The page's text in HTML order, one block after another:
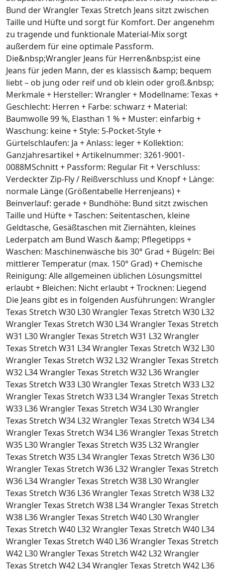
Bund der Wrangler Texas Stretch Jeans sitzt zwischen
Taille und Hüfte und sorgt für Komfort. Der angenehm
zu tragende und funktionale Material-Mix sorgt
außerdem für eine optimale Passform.
Die&nbsp;Wrangler Jeans für Herren&nbsp;ist eine
Jeans für jeden Mann, der es klassisch &amp; bequem
liebt – ob jung oder reif und ob klein oder groß.&nbsp;
Merkmale + Hersteller: Wrangler + Modellname: Texas +
Geschlecht: Herren + Farbe: schwarz + Material:
Baumwolle 99 %, Elasthan 1 % + Muster: einfarbig +
Waschung: keine + Style: 5-Pocket-Style +
Gürtelschlaufen: Ja + Anlass: leger + Kollektion:
Ganzjahresartikel + Artikelnummer: 3261-9001-
0088MSchnitt + Passform: Regular Fit + Verschluss:
Verdeckter Zip-Fly / Reißverschluss und Knopf + Länge:
normale Länge (Größentabelle Herrenjeans) +
Beinverlauf: gerade + Bundhöhe: Bund sitzt zwischen
Taille und Hüfte + Taschen: Seitentaschen, kleine
Geldtasche, Gesäßtaschen mit Ziernähten, kleines
Lederpatch am Bund Wasch &amp; Pflegetipps +
Waschen: Maschinenwäsche bis 30° Grad + Bügeln: Bei
mittlerer Temperatur (max. 150° Grad) + Chemische
Reinigung: Alle allgemeinen üblichen Lösungsmittel
erlaubt + Bleichen: Nicht erlaubt + Trocknen: Liegend
Die Jeans gibt es in folgenden Ausführungen: Wrangler
Texas Stretch W30 L30 Wrangler Texas Stretch W30 L32
Wrangler Texas Stretch W30 L34 Wrangler Texas Stretch
W31 L30 Wrangler Texas Stretch W31 L32 Wrangler
Texas Stretch W31 L34 Wrangler Texas Stretch W32 L30
Wrangler Texas Stretch W32 L32 Wrangler Texas Stretch
W32 L34 Wrangler Texas Stretch W32 L36 Wrangler
Texas Stretch W33 L30 Wrangler Texas Stretch W33 L32
Wrangler Texas Stretch W33 L34 Wrangler Texas Stretch
W33 L36 Wrangler Texas Stretch W34 L30 Wrangler
Texas Stretch W34 L32 Wrangler Texas Stretch W34 L34
Wrangler Texas Stretch W34 L36 Wrangler Texas Stretch
W35 L30 Wrangler Texas Stretch W35 L32 Wrangler
Texas Stretch W35 L34 Wrangler Texas Stretch W36 L30
Wrangler Texas Stretch W36 L32 Wrangler Texas Stretch
W36 L34 Wrangler Texas Stretch W38 L30 Wrangler
Texas Stretch W36 L36 Wrangler Texas Stretch W38 L32
Wrangler Texas Stretch W38 L34 Wrangler Texas Stretch
W38 L36 Wrangler Texas Stretch W40 L30 Wrangler
Texas Stretch W40 L32 Wrangler Texas Stretch W40 L34
Wrangler Texas Stretch W40 L36 Wrangler Texas Stretch
W42 L30 Wrangler Texas Stretch W42 L32 Wrangler
Texas Stretch W42 L34 Wrangler Texas Stretch W42 L36